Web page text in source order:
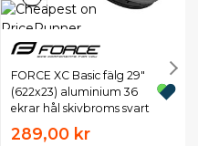
FORCE XC Basic fälg 29"
(622x23) aluminium 36
ekrar hål skivbroms svart
289,00 kr